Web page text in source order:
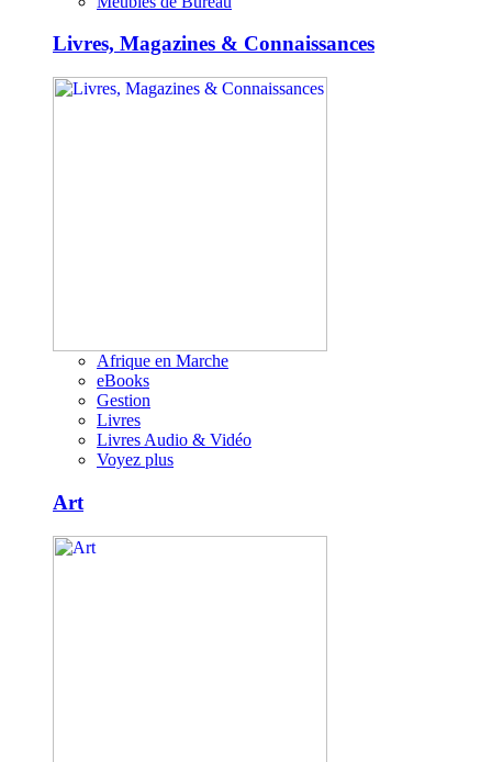
Livres, Magazines & Connaissances
Afrique en Marche
eBooks
Gestion
Livres
Livres Audio & Vidéo
Voyez plus
Art